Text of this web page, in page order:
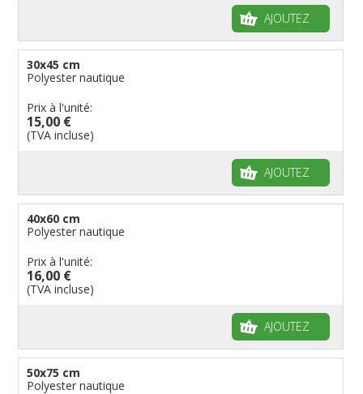
AJOUTEZ
30x45 cm
Polyester nautique
Prix à l'unité:
15,00 €
(TVA incluse)
AJOUTEZ
40x60 cm
Polyester nautique
Prix à l'unité:
16,00 €
(TVA incluse)
AJOUTEZ
50x75 cm
Polyester nautique